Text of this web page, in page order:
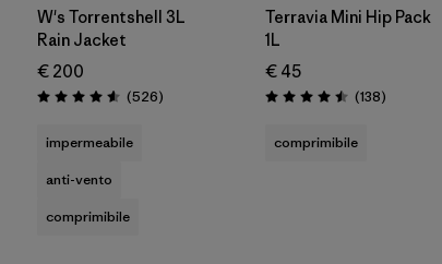
W's Torrentshell 3L
Rain Jacket
€ 200
Valutazione: 4.6 / 5
(526Recensioni
)
impermeabile
anti-vento
comprimibile
Terravia Mini Hip Pack
1L
€ 45
Valutazione: 4.5 / 5
(138Recensioni
)
comprimibile